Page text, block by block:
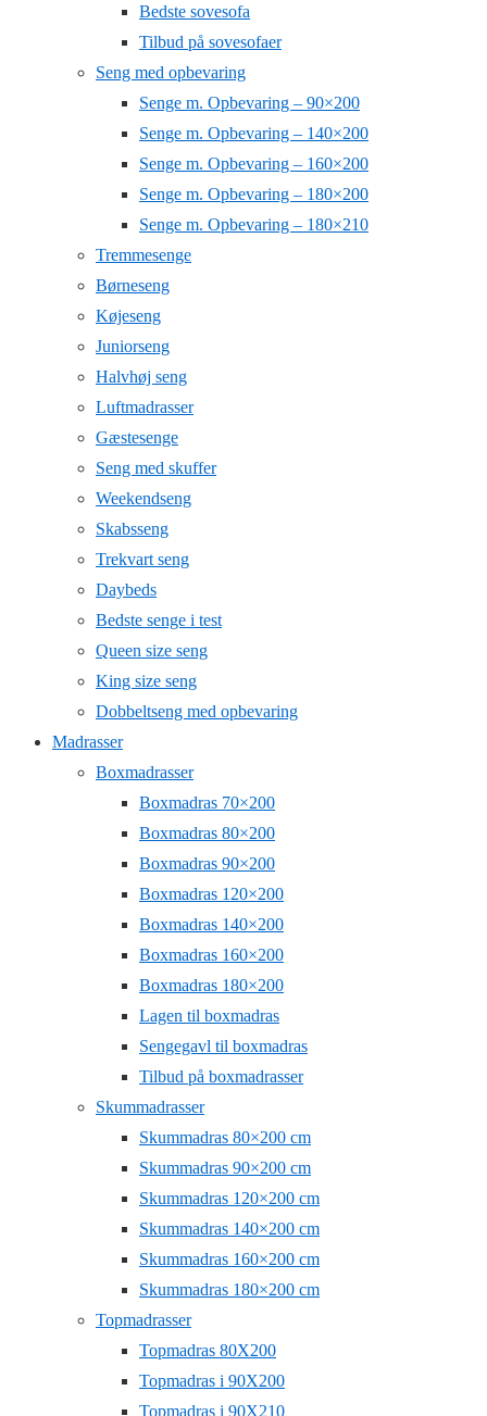
Bedste sovesofa
Tilbud på sovesofaer
Seng med opbevaring
Senge m. Opbevaring – 90×200
Senge m. Opbevaring – 140×200
Senge m. Opbevaring – 160×200
Senge m. Opbevaring – 180×200
Senge m. Opbevaring – 180×210
Tremmesenge
Børneseng
Køjeseng
Juniorseng
Halvhøj seng
Luftmadrasser
Gæstesenge
Seng med skuffer
Weekendseng
Skabsseng
Trekvart seng
Daybeds
Bedste senge i test
Queen size seng
King size seng
Dobbeltseng med opbevaring
Madrasser
Boxmadrasser
Boxmadras 70×200
Boxmadras 80×200
Boxmadras 90×200
Boxmadras 120×200
Boxmadras 140×200
Boxmadras 160×200
Boxmadras 180×200
Lagen til boxmadras
Sengegavl til boxmadras
Tilbud på boxmadrasser
Skummadrasser
Skummadras 80×200 cm
Skummadras 90×200 cm
Skummadras 120×200 cm
Skummadras 140×200 cm
Skummadras 160×200 cm
Skummadras 180×200 cm
Topmadrasser
Topmadras 80X200
Topmadras i 90X200
Topmadras i 90X210